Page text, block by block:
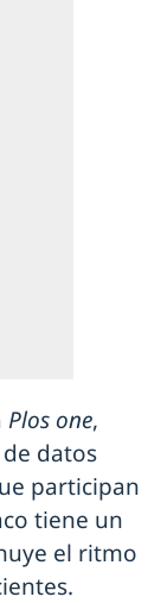
Plos one,
datos
participan
tiene un
el ritmo